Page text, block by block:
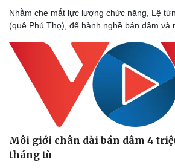
Nhằm che mắt lực lượng chức năng, Lệ
(quê Phú Thọ), để hành nghề bán dâm và
Môi giới chân dài bán dâm 4
tháng tù